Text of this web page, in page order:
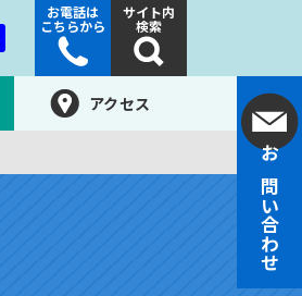
お電話は
こちらから
サイト内
検索
アクセス
お問い合わせ